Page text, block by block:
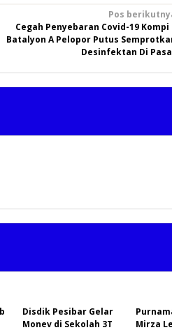
Pos
Cegah Penyebaran Covid-19 Kompi
Batalyon A Pelopor Putus
Desinfektan Di
Disdik Pesibar Gelar
Monev di Sekolah 3T
Mirza